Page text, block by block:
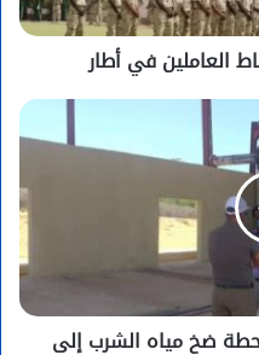
ضخ مياه الشرب إلى